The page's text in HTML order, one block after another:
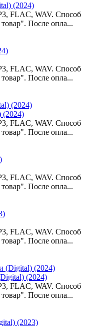
(2024)
FLAC, WAV. Способ
После опла...
FLAC, WAV. Способ
После опла...
(2024)
FLAC, WAV. Способ
После опла...
FLAC, WAV. Способ
После опла...
FLAC, WAV. Способ
После опла...
(2024)
FLAC, WAV. Способ
После опла...